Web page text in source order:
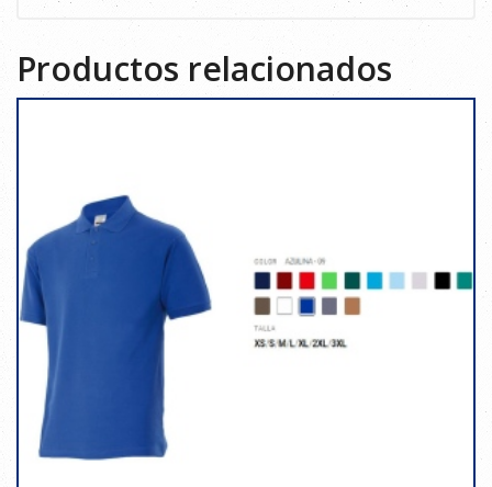
Productos relacionados